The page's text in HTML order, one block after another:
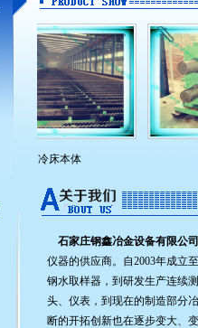
冷床本体
石家庄钢鑫冶金设备有限公司
仪器的供应商。自2003年成立
钢水取样器，到研发生产连续
头、仪表，到现在的制造部分
断的开拓创新也在逐步变大、